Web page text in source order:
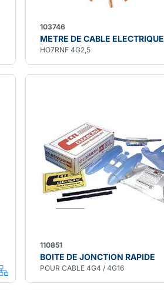
103746
METRE DE CABLE ELECTRIQUE
HO7RNF 4G2,5
110851
BOITE DE JONCTION RAPIDE
POUR CABLE 4G4 / 4G16